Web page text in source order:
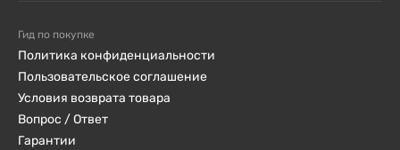
Гид по покупке
Политика конфиденциальности
Пользовательское соглашение
Условия возврата товара
Вопрос / Ответ
Гарантии